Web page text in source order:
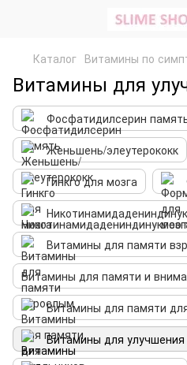
Каталог Витамины по
Витамины для
Фосфатидилсерин
Женьшень/элеутерококк
Гинкго для мозга
Витамины для памяти
Витамины для памяти и
Витамины для памяти
Витамины для